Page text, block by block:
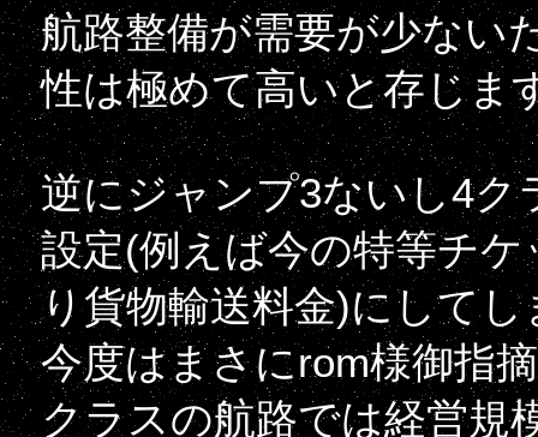
航路整備が需要が少ない
性は極めて高いと存じま
逆にジャンプ3ないし4ク
設定(例えば今の特等チ
り貨物輸送料金)にしてし
今度はまさにrom様御指
クラスの航路では経営規